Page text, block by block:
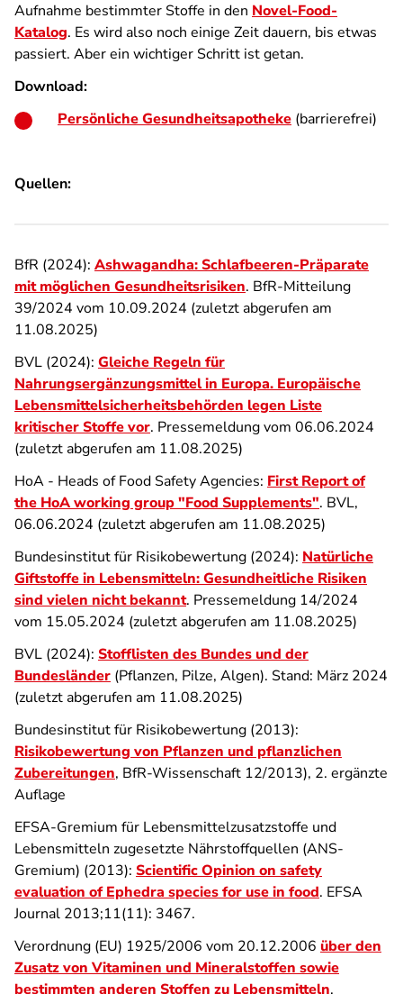
Aufnahme bestimmter Stoffe in den Novel-Food-
Katalog. Es wird also noch einige Zeit dauern, bis etwas
passiert. Aber ein wichtiger Schritt ist getan.
Download:
Persönliche Gesundheitsapotheke (barrierefrei)
Quellen:
BfR (2024): Ashwagandha: Schlafbeeren-Präparate
mit möglichen Gesundheitsrisiken. BfR-Mitteilung
39/2024 vom 10.09.2024 (zuletzt abgerufen am
11.08.2025)
BVL (2024): Gleiche Regeln für
Nahrungsergänzungsmittel in Europa. Europäische
Lebensmittelsicherheitsbehörden legen Liste
kritischer Stoffe vor. Pressemeldung vom 06.06.2024
(zuletzt abgerufen am 11.08.2025)
HoA - Heads of Food Safety Agencies: First Report of
the HoA working group "Food Supplements". BVL,
06.06.2024 (zuletzt abgerufen am 11.08.2025)
Bundesinstitut für Risikobewertung (2024): Natürliche
Giftstoffe in Lebensmitteln: Gesundheitliche Risiken
sind vielen nicht bekannt. Pressemeldung 14/2024
vom 15.05.2024 (zuletzt abgerufen am 11.08.2025)
BVL (2024): Stofflisten des Bundes und der
Bundesländer (Pflanzen, Pilze, Algen). Stand: März 2024
(zuletzt abgerufen am 11.08.2025)
Bundesinstitut für Risikobewertung (2013):
Risikobewertung von Pflanzen und pflanzlichen
Zubereitungen, BfR-Wissenschaft 12/2013), 2. ergänzte
Auflage
EFSA-Gremium für Lebensmittelzusatzstoffe und
Lebensmitteln zugesetzte Nährstoffquellen (ANS-
Gremium) (2013): Scientific Opinion on safety
evaluation of Ephedra species for use in food. EFSA
Journal 2013;11(11): 3467.
Verordnung (EU) 1925/2006 vom 20.12.2006 über den
Zusatz von Vitaminen und Mineralstoffen sowie
bestimmten anderen Stoffen zu Lebensmitteln,